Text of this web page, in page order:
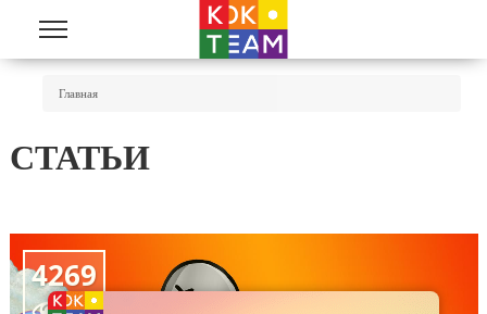
Перейти к основному содержанию
Главная
СТАТЬИ
4269